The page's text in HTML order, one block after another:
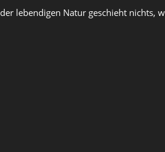
lebendigen Natur geschieht nichts,